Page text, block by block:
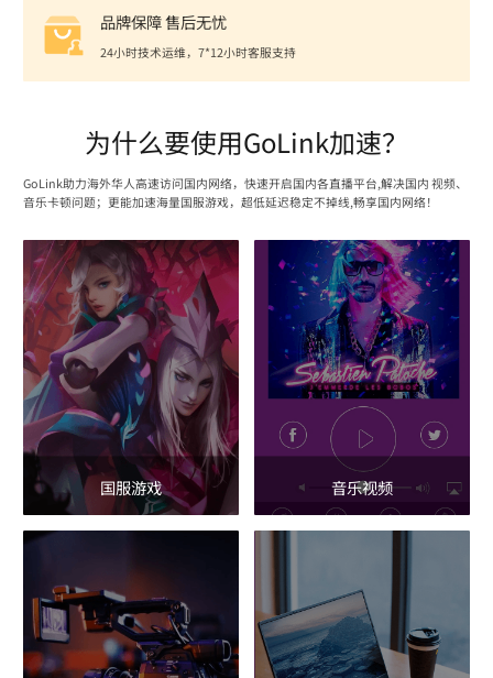
品牌保障 售后无忧
24小时技术运维，7*12小时客服支持
为什么要使用GoLink加速？
GoLink助力海外华人高速访问国内网络，快速开启国内各直播平台,解决国内 视频、
音乐卡顿问题；更能加速海量国服游戏，超低延迟稳定不掉线,畅享国内网络！
国服游戏 音乐视频